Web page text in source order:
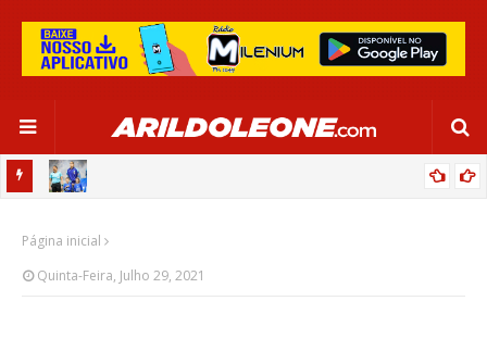
SALVADOR
Página inicial
Quinta-Feira, Julho 29, 2021